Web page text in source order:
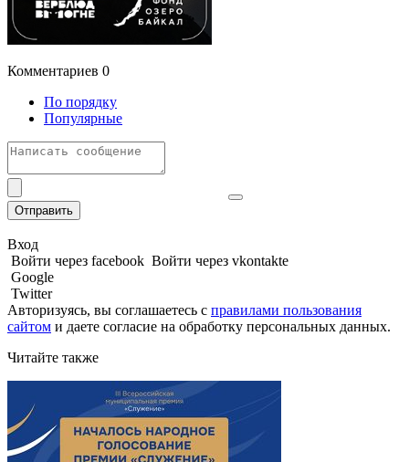
Комментариев 0
По порядку
Популярные
Отправить
Вход
Войти через facebook Войти через vkontakte
Google
Twitter
Авторизуясь, вы соглашаетесь с правилами пользования
сайтом и даете согласие на обработку персональных данных.
Читайте также